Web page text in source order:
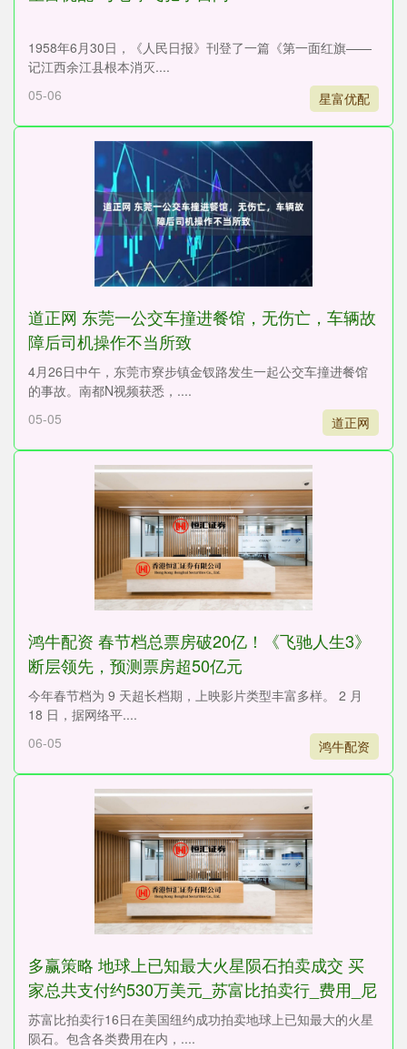
1958年6月30日，《人民日报》刊登了一篇《第一面红旗——
记江西余江县根本消灭....
05-06
星富优配
道正网 东莞一公交车撞进餐馆，无伤亡，车辆故
障后司机操作不当所致
4月26日中午，东莞市寮步镇金钗路发生一起公交车撞进餐馆
的事故。南都N视频获悉，....
05-05
道正网
鸿牛配资 春节档总票房破20亿！《飞驰人生3》
断层领先，预测票房超50亿元
今年春节档为 9 天超长档期，上映影片类型丰富多样。 2 月
18 日，据网络平....
06-05
鸿牛配资
多赢策略 地球上已知最大火星陨石拍卖成交 买
家总共支付约530万美元_苏富比拍卖行_费用_尼
日尔
苏富比拍卖行16日在美国纽约成功拍卖地球上已知最大的火星
陨石。包含各类费用在内，....